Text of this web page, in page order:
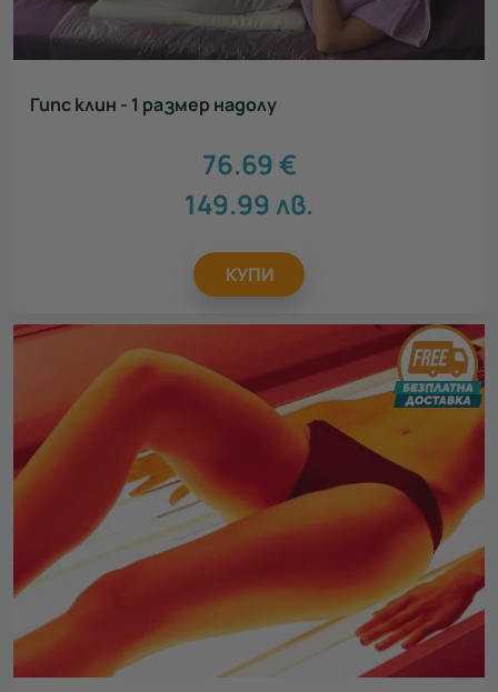
Гипс клин - 1 размер надолу
76.69 €
149.99 лв.
КУПИ